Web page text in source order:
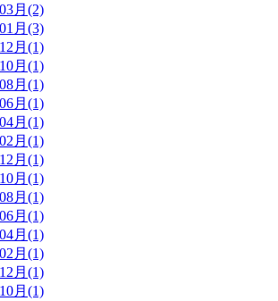
月(2)
月(3)
月(1)
月(1)
月(1)
月(1)
月(1)
月(1)
月(1)
月(1)
月(1)
月(1)
月(1)
月(1)
月(1)
月(1)